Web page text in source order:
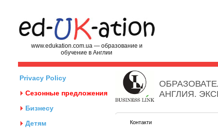
www.edukation.com.ua — образование и
обучение в Англии
Privacy Policy
Сезонные предложения
Бизнесу
Детям
АНГЛИЯ.
Контакти